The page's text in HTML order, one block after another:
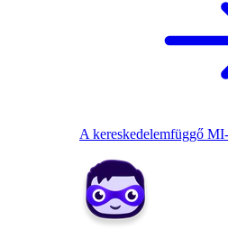
A kereskedelemfüggő MI-